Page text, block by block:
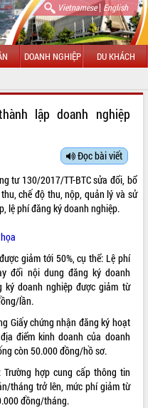
Vietnamese| English
DOANH NGHIỆP DU KHÁCH
lập doanh nghiệp
Đọc bài viết
tư 130/2017/TT-BTCsửa đổi, bổ
chế độ thu, nộp, quản lý và sử
lệ phí đăng ký doanh nghiệp.
giảm tới 50%, cụ thể: Lệ phí
đổi nội dung đăng ký doanh
ký doanh nghiệp được giảm từ
lần.
Giấy chứng nhận đăng ký hoạt
điểm kinh doanh của doanh
còn 50.000 đồng/hồ sơ.
hợp cung cấp thông tin
tháng trở lên, mức phí giảm từ
đồng/tháng.